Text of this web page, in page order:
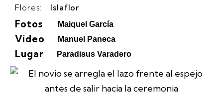
Flores: Islaflor
Fotos: Maiquel García
Vídeo: Manuel Paneca
Lugar: Paradisus Varadero